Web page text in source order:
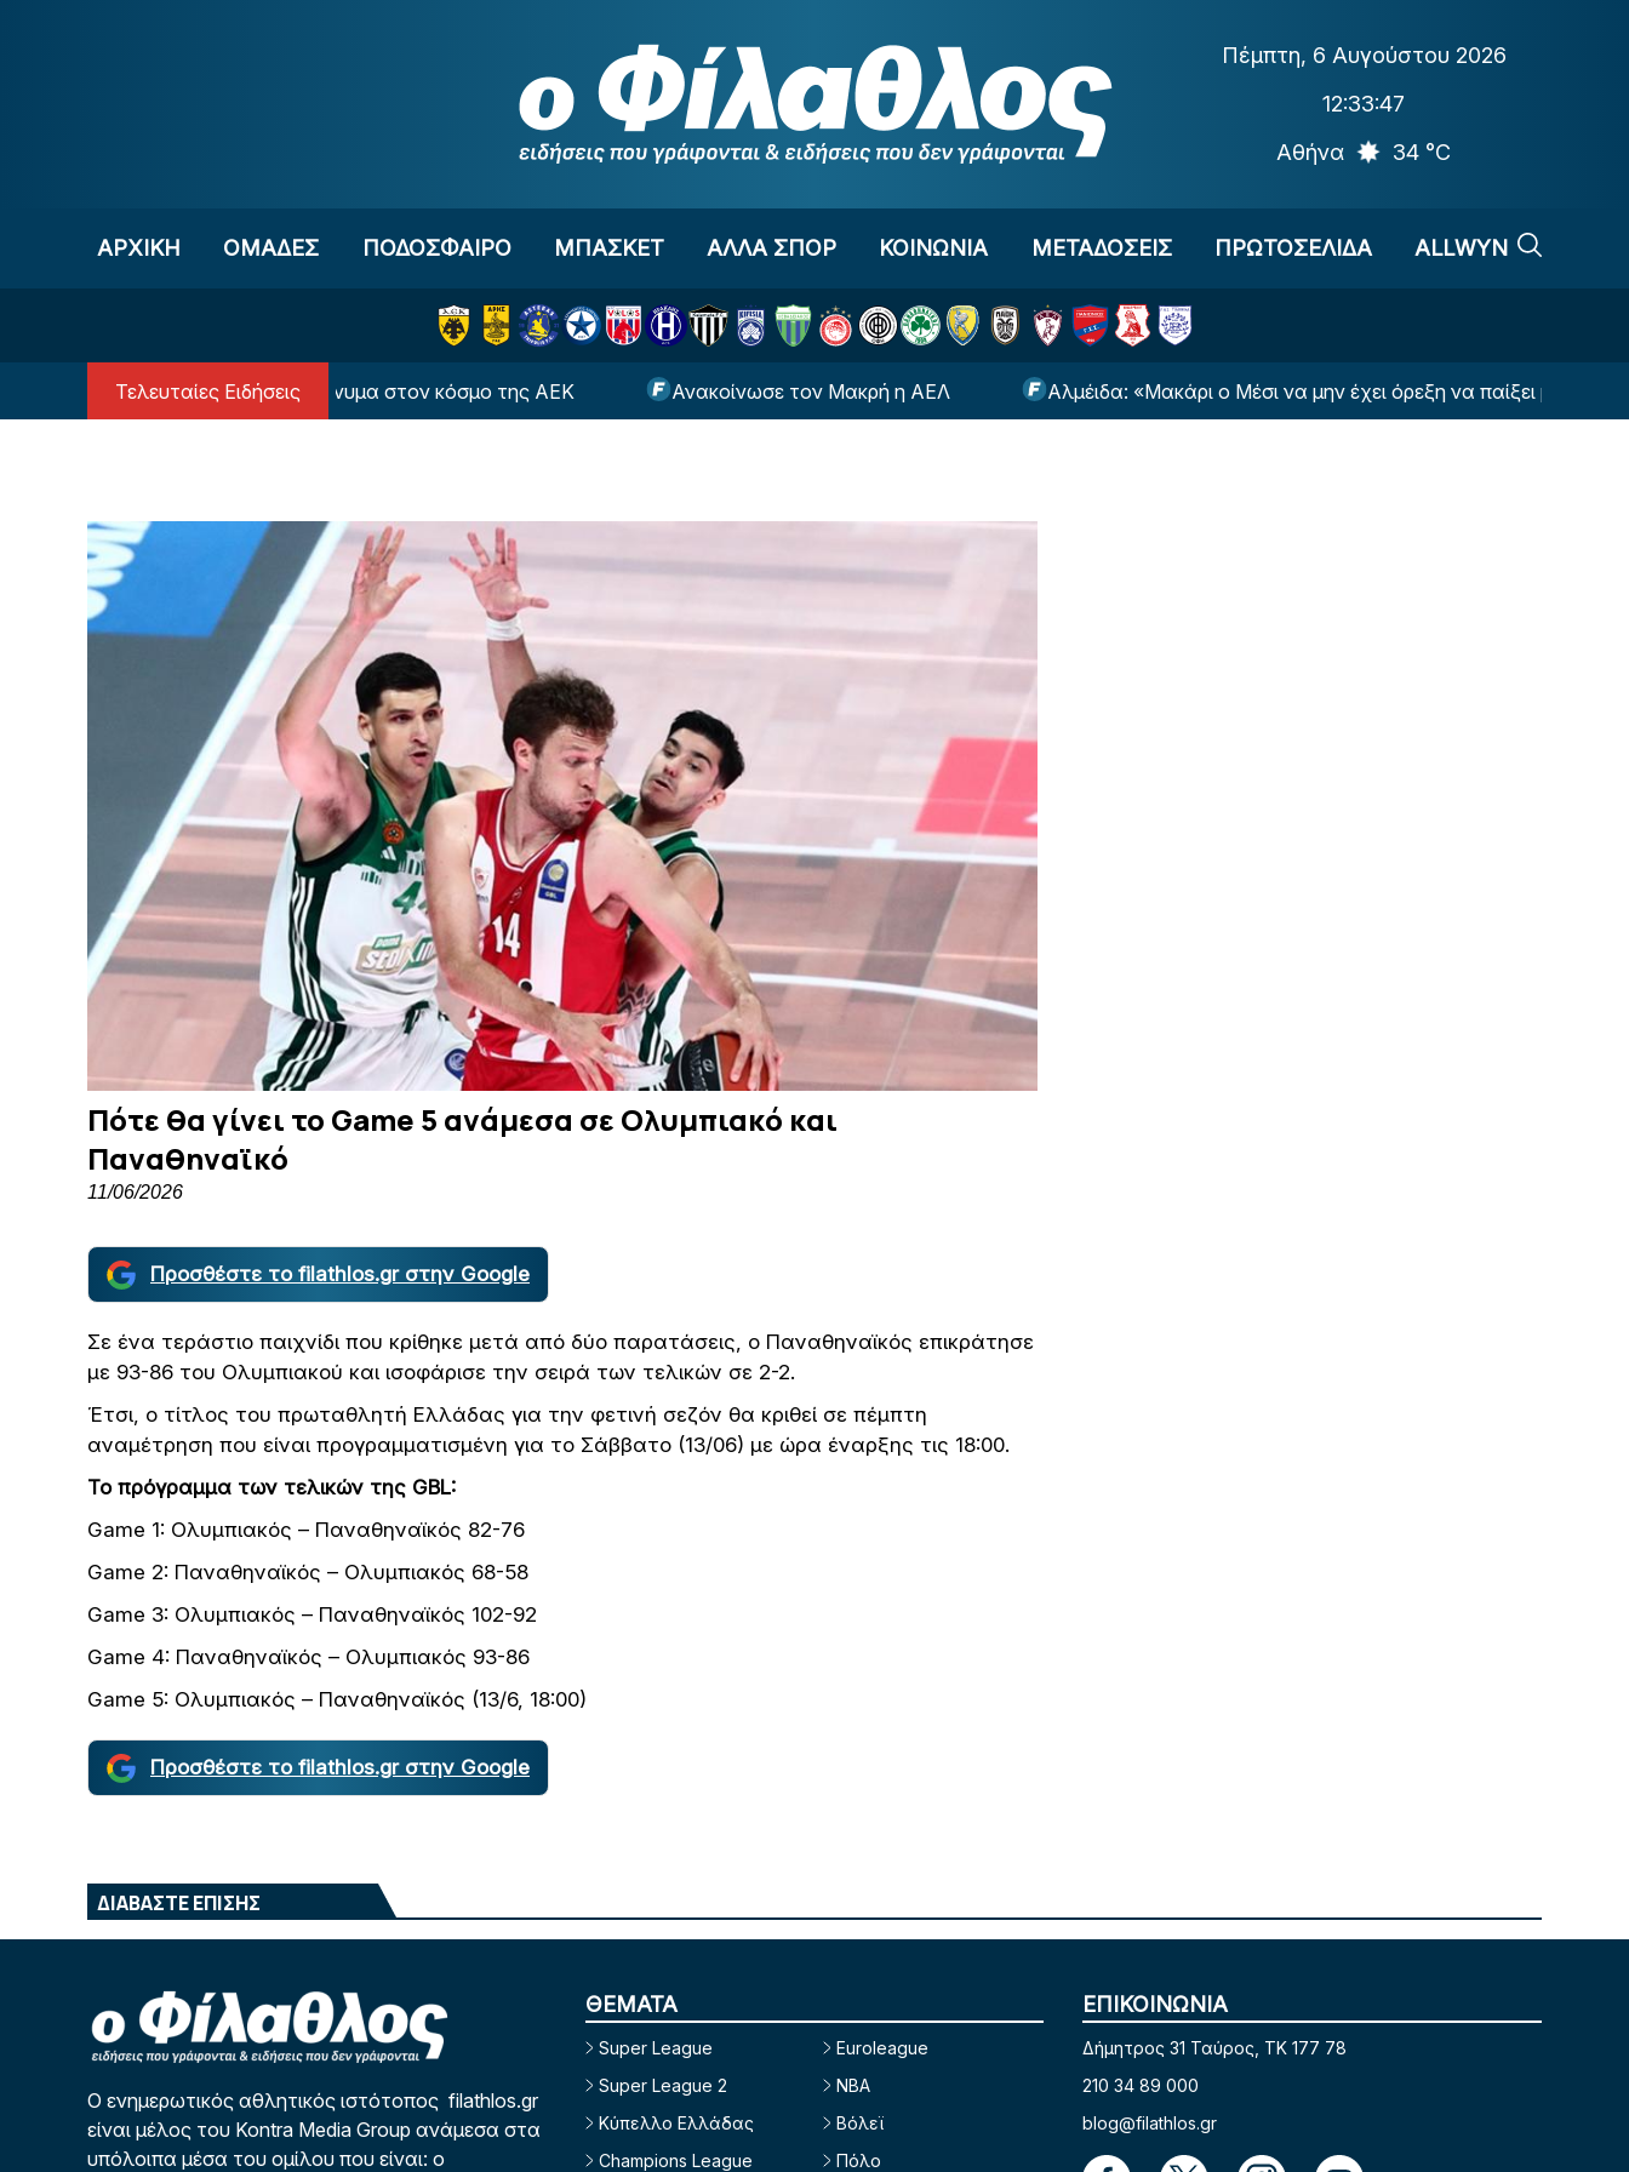
Πέμπτη, 6 Αυγούστου 2026
12:33:48
Αθήνα
34 °C
ΑΡΧΙΚΗ OΜΑΔΕΣ ΠΟΔΟΣΦΑΙΡΟ ΜΠΑΣΚΕΤ ΑΛΛΑ ΣΠΟΡ ΚΟΙΝΩΝΙΑ ΜΕΤΑΔΟΣΕΙΣ ΠΡΩΤΟΣΕΛΙΔΑ ALLWYN
Τελευταίες Ειδήσεις
Ο Βιτάλις έστειλε μήνυμα στον κόσμο της ΑΕΚ Ανακοίνωσε τον Μακρή η ΑΕΛ Αλμέιδα: «Μακάρι ο Μέσι να μην έχει όρεξη να παίξει μαζί μας»
Πότε θα γίνει το Game 5 ανάμεσα σε Ολυμπιακό και
Παναθηναϊκό
11/06/2026
Προσθέστε το filathlos.gr στην Google
Σε ένα τεράστιο παιχνίδι που κρίθηκε μετά από δύο παρατάσεις, ο Παναθηναϊκός επικράτησε
με 93-86 του Ολυμπιακού και ισοφάρισε την σειρά των τελικών σε 2-2.
Έτσι, ο τίτλος του πρωταθλητή Ελλάδας για την φετινή σεζόν θα κριθεί σε πέμπτη
αναμέτρηση που είναι προγραμματισμένη για το Σάββατο (13/06) με ώρα έναρξης τις 18:00.
Το πρόγραμμα των τελικών της GBL:
Game 1: Ολυμπιακός – Παναθηναϊκός 82-76
Game 2: Παναθηναϊκός – Ολυμπιακός 68-58
Game 3: Ολυμπιακός – Παναθηναϊκός 102-92
Game 4: Παναθηναϊκός – Ολυμπιακός 93-86
Game 5: Ολυμπιακός – Παναθηναϊκός (13/6, 18:00)
Προσθέστε το filathlos.gr στην Google
ΔΙΑΒΑΣΤΕ ΕΠΙΣΗΣ
Ο ενημερωτικός αθλητικός ιστότοπος filathlos.gr
είναι μέλος του Kontra Media Group ανάμεσα στα
υπόλοιπα μέσα του ομίλου που είναι: ο
ΘΕΜΑΤΑ
Super League
Super League 2
Κύπελλο Ελλάδας
Champions League
Euroleague
NBA
Βόλεϊ
Πόλο
ΕΠΙΚΟΙΝΩΝΙΑ
Δήμητρος 31 Ταύρος, TK 177 78
210 34 89 000
blog@filathlos.gr